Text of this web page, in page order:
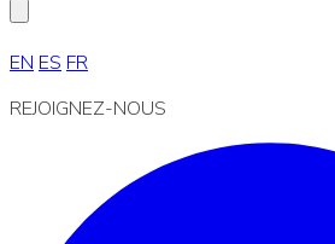
EN ES FR
REJOIGNEZ-NOUS